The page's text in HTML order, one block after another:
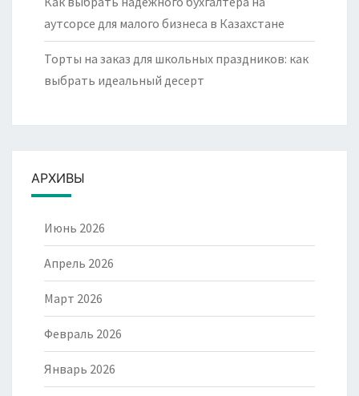
аутсорсе для малого бизнеса в Казахстане
Торты на заказ для школьных праздников: как
выбрать идеальный десерт
АРХИВЫ
Июнь 2026
Апрель 2026
Март 2026
Февраль 2026
Январь 2026